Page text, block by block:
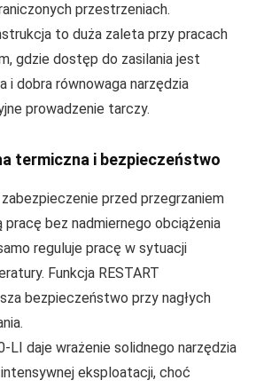
przestrzeniach.
to duża zaleta przy pracach
gdzie dostęp do zasilania jest
i dobra równowaga narzędzia
prowadzenie tarczy.
termiczna i bezpieczeństwo
przed przegrzaniem
pracę bez nadmiernego obciążenia
reguluje pracę w sytuacji
Funkcja RESTART
bezpieczeństwo przy nagłych
daje wrażenie solidnego narzędzia
eksploatacji, choć